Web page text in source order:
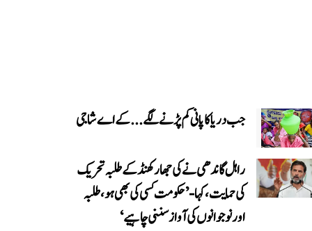
جب دریا کا پانی کم پڑنے لگے...کے اے شاجی
راہل گاندھی نے کی جھارکھنڈ کے طلبہ تحریک
کی حمایت، کہا- ’حکومت کسی کی بھی ہو، طلبہ
اور نوجوانوں کی آواز سننی چاہیے‘